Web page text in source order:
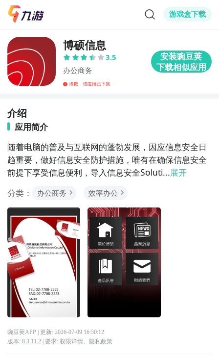
游戏盒下载
博硕信息
3.5
办公商务
介绍
应用简介
随着电脑的普及与互联网的蓬勃发展，因应信息安全日
趋重要，做好信息安全防护措施，唯有在确保信息安全
前提下享受信息便利，导入信息安全Soluti...展开
分类：
办公商务 效率办公
豌豆荚APP | 更新: 2026-07-09 16:50:12
版本: 8.3.11.2| 要求: 权限详情、 隐私政策